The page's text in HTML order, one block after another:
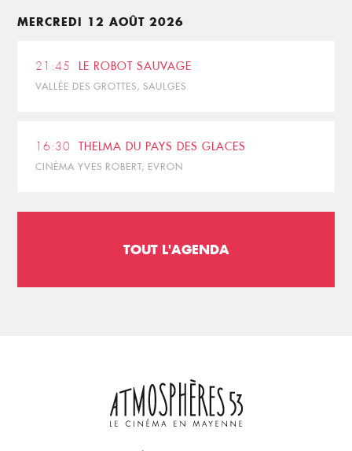
MERCREDI 12 AOÛT 2026
21:45 LE ROBOT SAUVAGE
VALLÉE DES GROTTES, SAULGES
16:30 THELMA DU PAYS DES GLACES
CINÉMA YVES ROBERT, EVRON
TOUT L'AGENDA